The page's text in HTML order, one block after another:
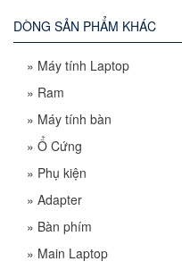
DÒNG SẢN PHẨM KHÁC
» Máy tính Laptop
» Ram
» Máy tính bàn
» Ổ Cứng
» Phụ kiện
» Adapter
» Bàn phím
» Main Laptop